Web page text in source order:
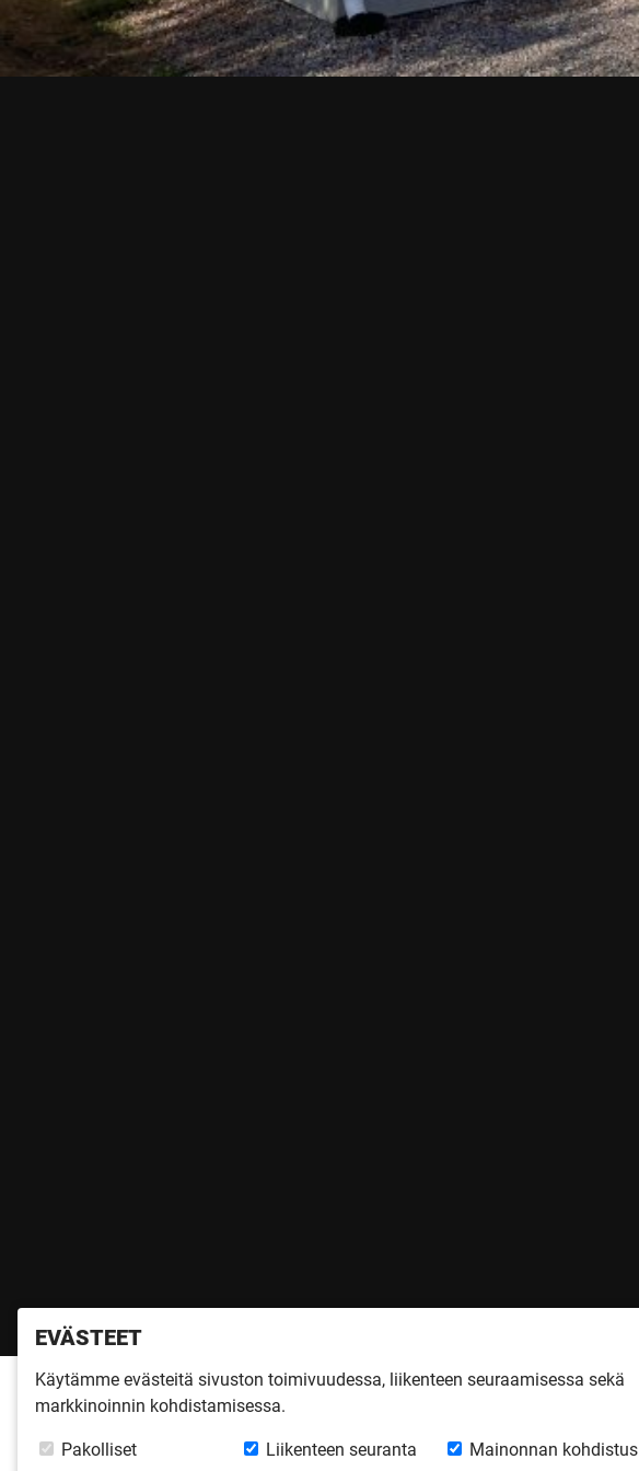
EVÄSTEET
Käytämme evästeitä sivuston toimivuudessa, liikenteen seuraamisessa sekä
markkinoinnin kohdistamisessa.
Pakolliset Liikenteen seuranta Mainonnan kohdistus